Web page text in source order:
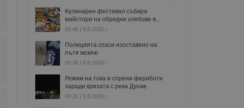
Кулинарен фестивал събира
майстори на обредни хлябове в...
09:46 | 6.8.2026 г.
Полицията спаси изоставено на
пътя момче
09:36 | 6.8.2026 г.
Режим на тока и спрени фериботи
заради кризата с река Дунав
09:31 | 6.8.2026 г.